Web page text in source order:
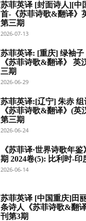
苏菲英译 [封面诗人][中
首-《苏菲诗歌&翻译》
第三期
2026-07-13
苏菲英译: [重庆] 绿袖子
《苏菲诗歌&翻译》 英
三期
2026-06-29
苏菲英译:[辽宁] 朱赤 组
《苏菲诗歌&翻译》(英
第三期
2026-06-24
《苏菲译·世界诗歌年
期 2024卷(5): 比利时-印
2026-06-14
苏菲英译 [中国重庆]田
条诗人《苏菲诗歌&翻
刊第3期